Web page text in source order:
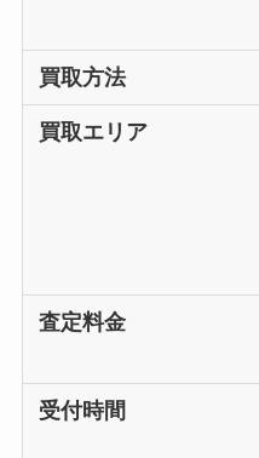
買取方法
買取エリア
査定料金
受付時間